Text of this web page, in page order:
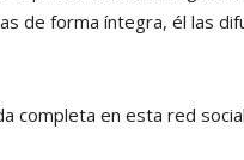
de forma íntegra, él las
completa en esta red